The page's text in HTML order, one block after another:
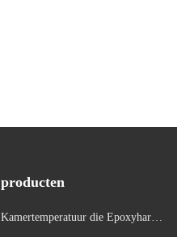
producten
Kamertemperatuur die Epoxyhars